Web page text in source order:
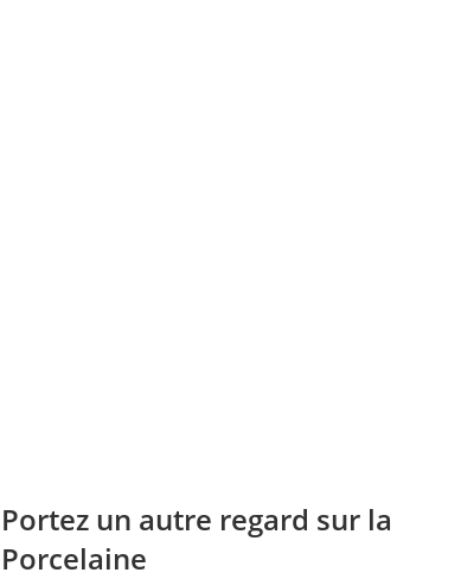
Portez un autre regard sur la
Porcelaine